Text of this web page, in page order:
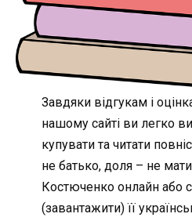
Завдяки відгукам і
нашому сайті ви легко
купувати та читати
не батько, доля – не
Костюченко онлайн або
(завантажити) її